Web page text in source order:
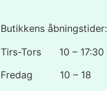
Butikkens åbningstider:
Tirs-Tors 10 – 17:30
Fredag 10 – 18